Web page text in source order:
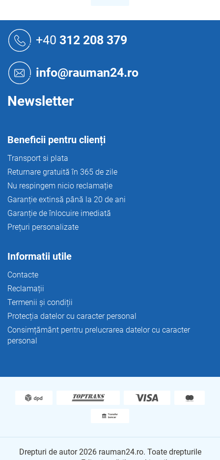
o
u
i
s
e
+40 312 208 379
info@rauman24.ro
Newsletter
Beneficii pentru clienți
Transport si plata
Returnare gratuită în 365 de zile
Nu respingem nicio reclamație
Garanție extinsă până la 20 de ani
Garanție de înlocuire imediată
Prețuri personalizate
Informatii utile
Contacte
Reclamații
Termenii și condiții
Protecția datelor cu caracter personal
Consimțământ pentru prelucrarea datelor cu caracter
personal
Drepturi de autor 2026 rauman24.ro. Toate drepturile